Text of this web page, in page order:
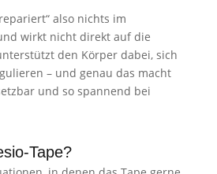
also nichts im
wirkt nicht direkt auf die
den Körper dabei, sich
– und genau das macht
und so spannend bei
Tape?